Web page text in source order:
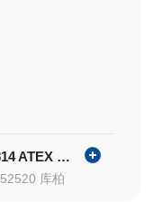
-COOPER CTB203020 CTB203814 ATEX 接线箱
库柏